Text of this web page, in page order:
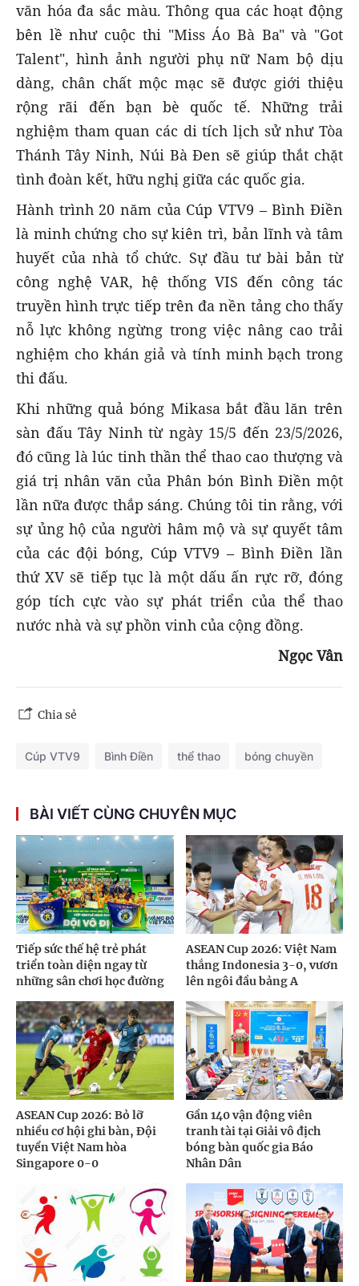
văn hóa đa sắc màu. Thông qua các hoạt động
bên lề như cuộc thi "Miss Áo Bà Ba" và "Got
Talent", hình ảnh người phụ nữ Nam bộ dịu
dàng, chân chất mộc mạc sẽ được giới thiệu
rộng rãi đến bạn bè quốc tế. Những trải
nghiệm tham quan các di tích lịch sử như Tòa
Thánh Tây Ninh, Núi Bà Đen sẽ giúp thắt chặt
tình đoàn kết, hữu nghị giữa các quốc gia.
Hành trình 20 năm của Cúp VTV9 – Bình Điền
là minh chứng cho sự kiên trì, bản lĩnh và tâm
huyết của nhà tổ chức. Sự đầu tư bài bản từ
công nghệ VAR, hệ thống VIS đến công tác
truyền hình trực tiếp trên đa nền tảng cho thấy
nỗ lực không ngừng trong việc nâng cao trải
nghiệm cho khán giả và tính minh bạch trong
thi đấu.
Khi những quả bóng Mikasa bắt đầu lăn trên
sàn đấu Tây Ninh từ ngày 15/5 đến 23/5/2026,
đó cũng là lúc tinh thần thể thao cao thượng và
giá trị nhân văn của Phân bón Bình Điền một
lần nữa được thắp sáng. Chúng tôi tin rằng, với
sự ủng hộ của người hâm mộ và sự quyết tâm
của các đội bóng, Cúp VTV9 – Bình Điền lần
thứ XV sẽ tiếp tục là một dấu ấn rực rỡ, đóng
góp tích cực vào sự phát triển của thể thao
nước nhà và sự phồn vinh của cộng đồng.
Ngọc Vân
Chia sẻ
Cúp VTV9 Bình Điền thể thao bóng chuyền
BÀI VIẾT CÙNG CHUYÊN MỤC
Tiếp sức thế hệ trẻ phát
triển toàn diện ngay từ
những sân chơi học đường
ASEAN Cup 2026: Việt Nam
thắng Indonesia 3-0, vươn
lên ngôi đầu bảng A
ASEAN Cup 2026: Bỏ lỡ
nhiều cơ hội ghi bàn, Đội
tuyển Việt Nam hòa
Singapore 0-0
Gần 140 vận động viên
tranh tài tại Giải vô địch
bóng bàn quốc gia Báo
Nhân Dân